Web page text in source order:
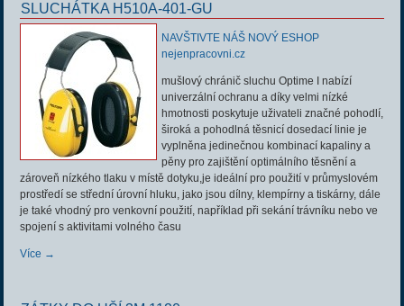
SLUCHÁTKA H510A-401-GU
NAVŠTIVTE NÁŠ NOVÝ ESHOP
nejenpracovni.cz
mušlový chránič sluchu Optime I nabízí
univerzální ochranu a díky velmi nízké
hmotnosti poskytuje uživateli značné pohodlí,
široká a pohodlná těsnicí dosedací linie je
vyplněna jedinečnou kombinací kapaliny a
pěny pro zajištění optimálního těsnění a
zároveň nízkého tlaku v místě dotyku,je ideální pro použití v průmyslovém
prostředí se střední úrovní hluku, jako jsou dílny, klempírny a tiskárny, dále
je také vhodný pro venkovní použití, například při sekání trávníku nebo ve
spojení s aktivitami volného času
Více →